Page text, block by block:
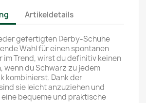
Artikeldetails
gefertigten Derby-Schuhe
Wahl für einen spontanen
im Trend, wirst du definitiv keinen
wenn du Schwarz zu jedem
kombinierst. Dank der
sie leicht anzuziehen und
bequeme und praktische